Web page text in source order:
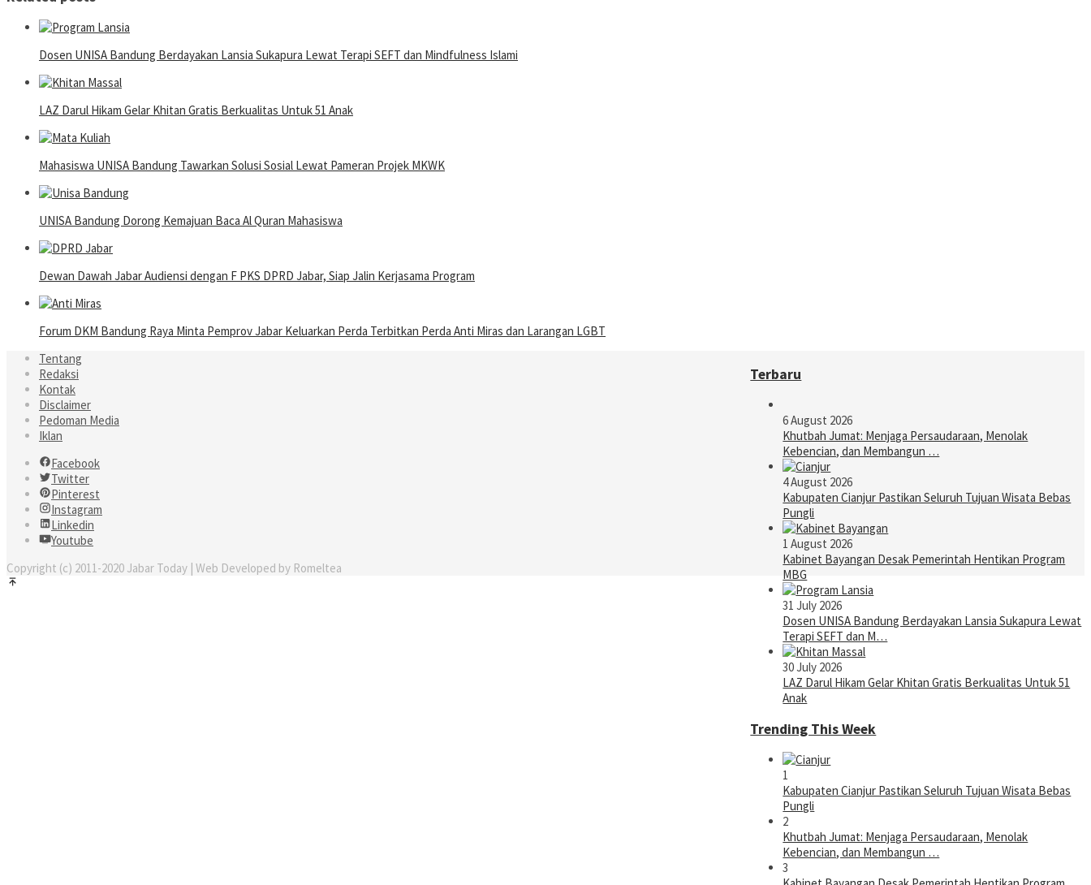
Dosen UNISA Bandung Berdayakan Lansia Sukapura Lewat Terapi SEFT dan Mindfulness Islami
LAZ Darul Hikam Gelar Khitan Gratis Berkualitas Untuk 51 Anak
Mahasiswa UNISA Bandung Tawarkan Solusi Sosial Lewat Pameran Projek MKWK
UNISA Bandung Dorong Kemajuan Baca Al Quran Mahasiswa
Dewan Dawah Jabar Audiensi dengan F PKS DPRD Jabar, Siap Jalin Kerjasama Program
Forum DKM Bandung Raya Minta Pemprov Jabar Keluarkan Perda Terbitkan Perda Anti Miras dan Larangan LGBT
Terbaru
6 August 2026
Khutbah Jumat: Menjaga Persaudaraan, Menolak
Kebencian, dan Membangun …
4 August 2026
Kabupaten Cianjur Pastikan Seluruh Tujuan Wisata Bebas
Pungli
1 August 2026
Kabinet Bayangan Desak Pemerintah Hentikan Program
MBG
31 July 2026
Dosen UNISA Bandung Berdayakan Lansia Sukapura Lewat
Terapi SEFT dan M…
30 July 2026
LAZ Darul Hikam Gelar Khitan Gratis Berkualitas Untuk 51
Anak
Trending This Week
1
Kabupaten Cianjur Pastikan Seluruh Tujuan Wisata Bebas
Pungli
2
Khutbah Jumat: Menjaga Persaudaraan, Menolak
Kebencian, dan Membangun …
3
Tentang
Redaksi
Kontak
Disclaimer
Pedoman Media
Iklan
Facebook
Twitter
Pinterest
Instagram
Linkedin
Youtube
Copyright (c) 2011-2020 Jabar Today | Web Developed by Romeltea